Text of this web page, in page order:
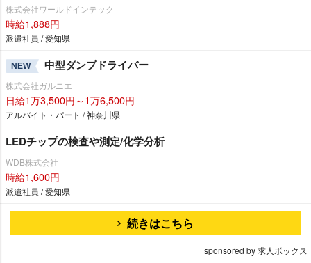
株式会社ワールドインテック
時給1,888円
派遣社員 / 愛知県
NEW 中型ダンプドライバー
株式会社ガルニエ
日給1万3,500円～1万6,500円
アルバイト・パート / 神奈川県
LEDチップの検査や測定/化学分析
WDB株式会社
時給1,600円
派遣社員 / 愛知県
続きはこちら
sponsored by 求人ボックス